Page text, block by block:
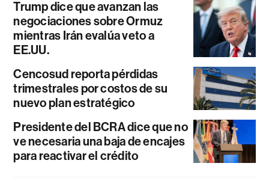
Trump dice que avanzan las
negociaciones sobre Ormuz
mientras Irán evalúa veto a
EE.UU.
Cencosud reporta pérdidas
trimestrales por costos de su
nuevo plan estratégico
Presidente del BCRA dice que no
ve necesaria una baja de encajes
para reactivar el crédito